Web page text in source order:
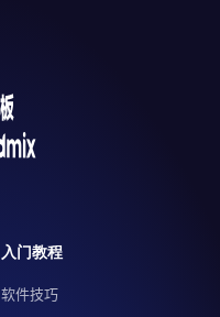
入门教程
软件技巧